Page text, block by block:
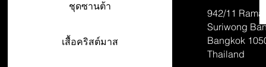
ชุดซานต้า
เสื้อคริสต์มาส
942/11 Rama
Suriwong
Bangkok
Thailand